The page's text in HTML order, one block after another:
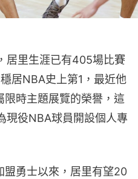
居里生涯已有405場比賽
居NBA史上第1，最近他
時主題展覽的榮譽，這
現役NBA球員開設個人專
盟勇士以來，居里有望20